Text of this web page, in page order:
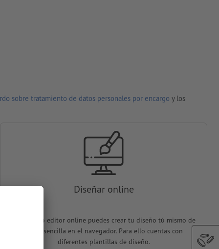
sobre tratamiento de datos personales por encargo y los
Diseñar online
En nuestro editor online puedes crear tu diseño tú mismo de
forma sencilla en el navegador. Para ello cuentas con
diferentes plantillas de diseño.